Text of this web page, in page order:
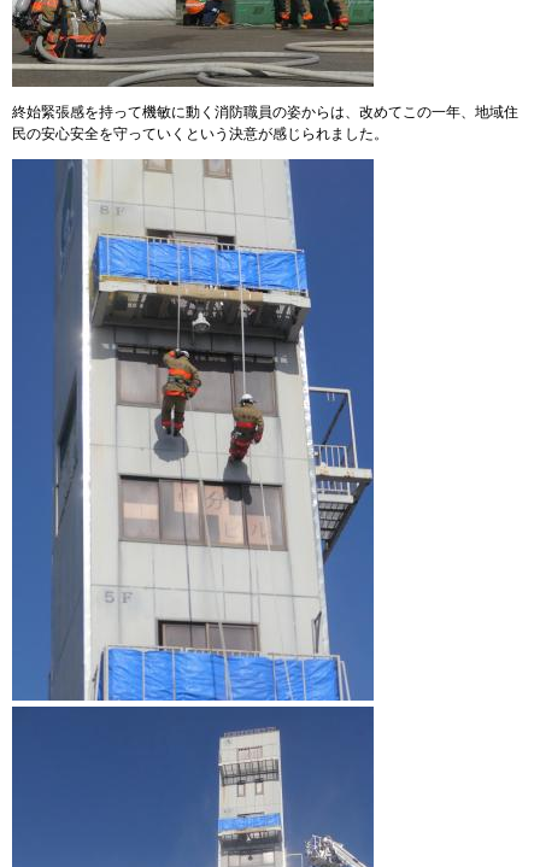
終始緊張感を持って機敏に動く消防職員の姿からは、改めてこの一年、地域住
民の安心安全を守っていくという決意が感じられました。​